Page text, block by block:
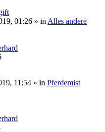
01:26 » in Alles andere
11:54 » in Pferdemist